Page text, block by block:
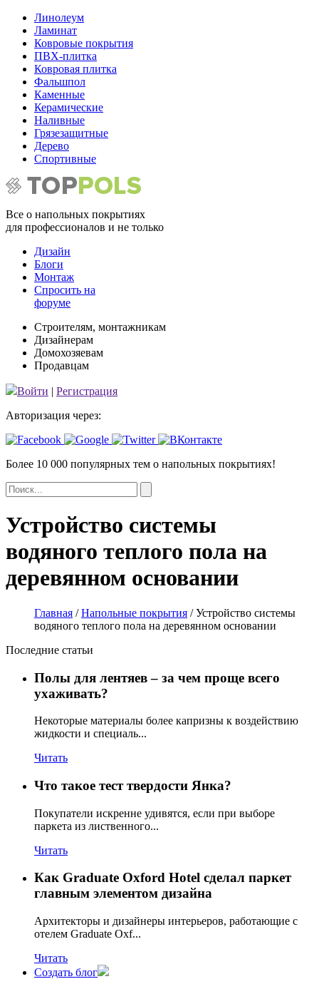
Линолеум
Ламинат
Ковровые покрытия
ПВХ-плитка
Ковровая плитка
Фальшпол
Каменные
Керамические
Наливные
Грязезащитные
Дерево
Спортивные
Все о напольных покрытиях
для профессионалов и не только
Дизайн
Блоги
Монтаж
Спросить на
форуме
Строителям, монтажникам
Дизайнерам
Домохозяевам
Продавцам
Войти | Регистрация
Авторизация через:
Более 10 000 популярных тем о напольных покрытиях!
Устройство системы
водяного теплого пола на
деревянном основании
Главная / Напольные покрытия / Устройство системы
водяного теплого пола на деревянном основании
Последние статьи
Полы для лентяев – за чем проще всего
ухаживать?
Некоторые материалы более капризны к воздействию
жидкости и специаль...
Читать
Что такое тест твердости Янка?
Покупатели искренне удивятся, если при выборе
паркета из лиственного...
Читать
Как Graduate Oxford Hotel сделал паркет
главным элементом дизайна
Архитекторы и дизайнеры интерьеров, работающие с
отелем Graduate Oxf...
Читать
Создать блог